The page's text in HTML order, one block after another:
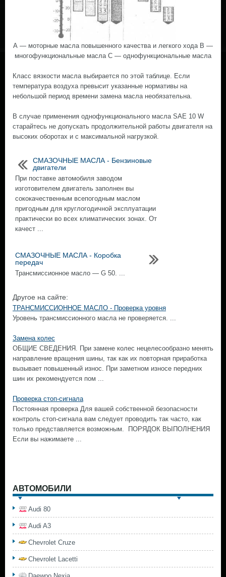
А — моторные масла повышенного качества и легкого хода В —
многофункциональные масла С — однофункциональные масла
Класс вязкости масла выбирается по этой таблице. Если
температура воздуха превысит указанные нормативы на
небольшой период времени замена масла необязательна.
В случае применения однофункционального масла SAE 10 W
старайтесь не допускать продолжительной работы двигателя на
высоких оборотах и с максимальной нагрузкой.
СМАЗОЧНЫЕ МАСЛА - Бензиновые
двигатели
При поставке автомобиля заводом
изготовителем двигатель заполнен вы
сококачественным всепогодным маслом
пригодным для круглогодичной эксплуатации
практически во всех климатических зонах. От
качест ...
СМАЗОЧНЫЕ МАСЛА - Коробка
передач
Трансмиссионное масло — G 50. ...
Другое на сайте:
ТРАНСМИССИОННОЕ МАСЛО - Проверка уровня
Уровень трансмиссионного масла не проверяется. ...
Замена колес
ОБЩИЕ СВЕДЕНИЯ. При замене колес нецелесообразно менять
направление вращения шины, так как их повторная приработка
вызывает повышенный износ. При заметном износе передних
шин их рекомендуется пом ...
Проверка стоп-сигнала
Постоянная проверка Для вашей собственной безопасности
контроль стоп-сигнала вам следует проводить так часто, как
только представляется возможным. ПОРЯДОК ВЫПОЛНЕНИЯ
Если вы нажимаете ...
АВТОМОБИЛИ
Audi 80
Audi A3
Chevrolet Cruze
Chevrolet Lacetti